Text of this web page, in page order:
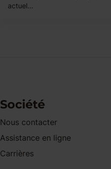
actuel...
Société
Nous contacter
Assistance en ligne
Carrières